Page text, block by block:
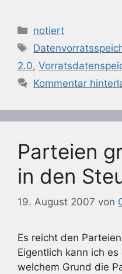
Kategorien
notiert
Schlagwörter
2.0,
Kommentar
Parteien
in den
19. August 2007 von
Es reicht den
Eigentlich kann ich
welchem Grund die